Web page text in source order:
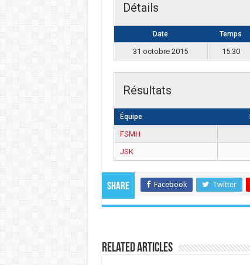
Détails
Date Temps
31 octobre 2015 15:30
Résultats
Équipe
FSMH
JSK
Share Facebook Twitter
Related Articles